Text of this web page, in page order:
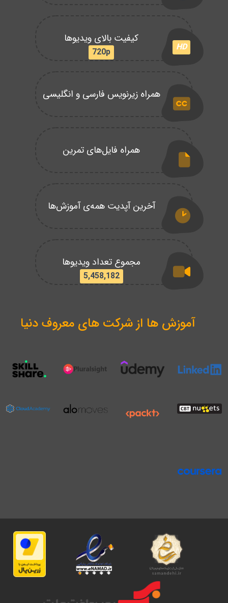
HD
کیفیت بالای ویدیوها
720p
همراه زیرنویس فارسی و انگلیسی
همراه فایل‌های تمرین
آخرین آپدیت همه‌ی آموزش‌ها
مجموع تعداد ویدیوها
5,458,182
آموزش ها از شرکت های معروف دنیا